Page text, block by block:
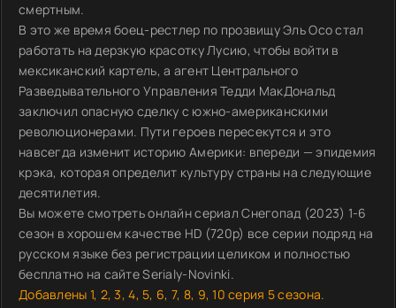
смертным.
В это же время боец-рестлер по прозвищу Эль Осо стал
работать на дерзкую красотку Лусию, чтобы войти в
мексиканский картель, а агент Центрального
Разведывательного Управления Тедди МакДональд
заключил опасную сделку с южно-американскими
революционерами. Пути героев пересекутся и это
навсегда изменит историю Америки: впереди — эпидемия
крэка, которая определит культуру страны на следующие
десятилетия.
Вы можете смотреть онлайн сериал Снегопад (2023) 1-6
сезон в хорошем качестве HD (720p) все серии подряд на
русском языке без регистрации целиком и полностью
бесплатно на сайте Serialy-Novinki.
Добавлены 1, 2, 3, 4, 5, 6, 7, 8, 9, 10 серия 5 сезона.